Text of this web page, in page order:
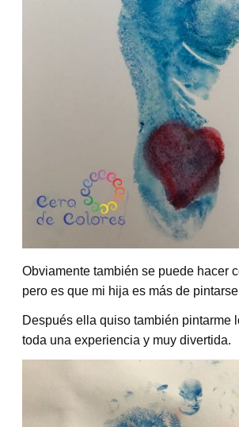
Obviamente también se puede hacer
pero es que mi hija es más de
Después ella quiso también pintarme
toda una experiencia y muy divertida.